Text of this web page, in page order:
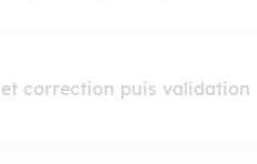
et correction puis validation